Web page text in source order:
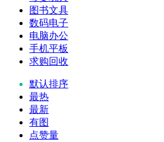
图书文具
数码电子
电脑办公
手机平板
求购回收
默认排序
最热
最新
有图
点赞量